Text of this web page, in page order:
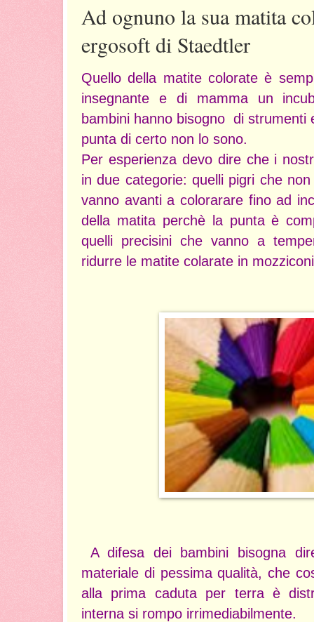
Ad ognuno la sua matita
ergosoft di Staedtler
Quello della matite colorate è
insegnante e di mamma un
bambini hanno bisogno di strumenti
punta di certo non lo sono.
Per esperienza devo dire che i
in due categorie: quelli pigri che
vanno avanti a colorarare fino ad
della matita perchè la punta è
quelli precisini che vanno a
ridurre le matite colarate in
A difesa dei bambini bisogna
materiale di pessima qualità, che
alla prima caduta per terra è
interna si rompo irrimediabilmente.